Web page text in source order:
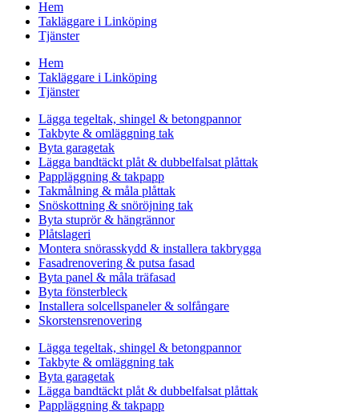
Hem
Takläggare i Linköping
Tjänster
Hem
Takläggare i Linköping
Tjänster
Lägga tegeltak, shingel & betongpannor
Takbyte & omläggning tak
Byta garagetak
Lägga bandtäckt plåt & dubbelfalsat plåttak
Pappläggning & takpapp
Takmålning & måla plåttak
Snöskottning & snöröjning tak
Byta stuprör & hängrännor
Plåtslageri
Montera snörasskydd & installera takbrygga
Fasadrenovering & putsa fasad
Byta panel & måla träfasad
Byta fönsterbleck
Installera solcellspaneler & solfångare
Skorstensrenovering
Lägga tegeltak, shingel & betongpannor
Takbyte & omläggning tak
Byta garagetak
Lägga bandtäckt plåt & dubbelfalsat plåttak
Pappläggning & takpapp